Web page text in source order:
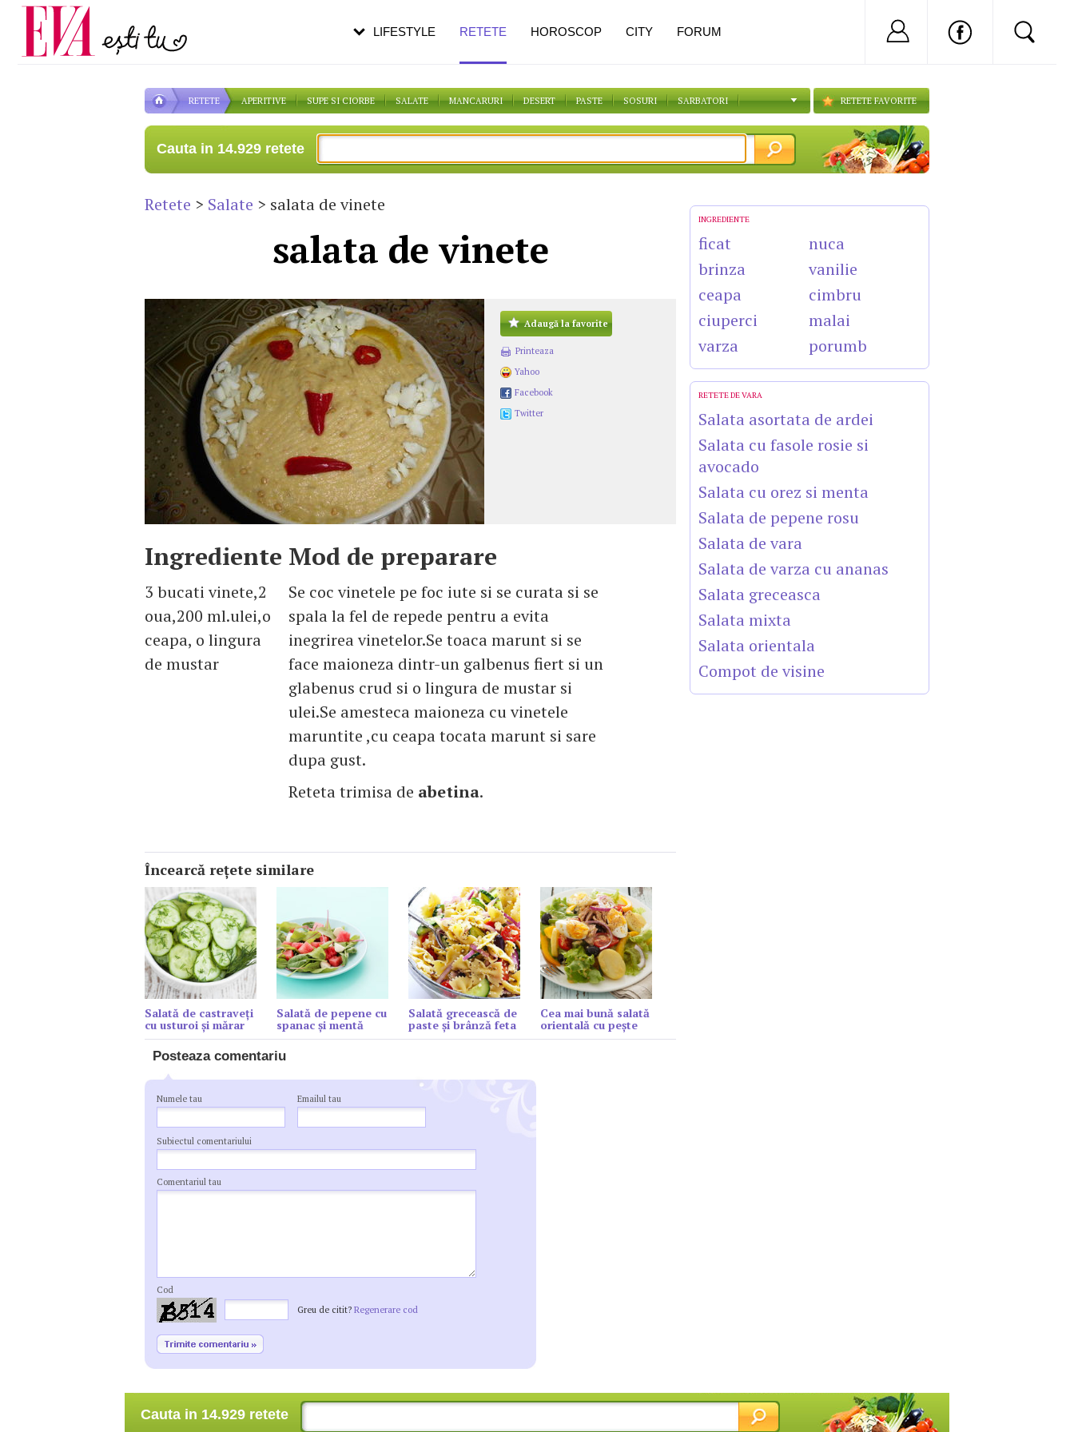
RETETE APERITIVE SUPE SI CIORBE SALATE MANCARURI DESERT PASTE SOSURI SARBATORI RETETE FAVORITE
Cauta in 14.929 retete
Retete > Salate > salata de vinete
salata de vinete
Adaugă la favorite
Printeaza
Yahoo
Facebook
Twitter
Ingrediente
3 bucati vinete,2
oua,200 ml.ulei,o
ceapa, o lingura
de mustar
Mod de preparare
Se coc vinetele pe foc iute si se curata si se
spala la fel de repede pentru a evita
inegrirea vinetelor.Se toaca marunt si se
face maioneza dintr-un galbenus fiert si un
glabenus crud si o lingura de mustar si
ulei.Se amesteca maioneza cu vinetele
maruntite ,cu ceapa tocata marunt si sare
dupa gust.
Reteta trimisa de abetina.
Încearcă reţete similare
Salată de castraveți
cu usturoi și mărar
Salată de pepene cu
spanac şi mentă
Salată grecească de
paste și brânză feta
Cea mai bună salată
orientală cu peşte
Posteaza comentariu
Numele tau Emailul tau
Subiectul comentariului
Comentariul tau
Cod
Greu de citit? Regenerare cod
INGREDIENTE
ficat
brinza
ceapa
ciuperci
varza
nuca
vanilie
cimbru
malai
porumb
RETETE DE VARA
Salata asortata de ardei
Salata cu fasole rosie si
avocado
Salata cu orez si menta
Salata de pepene rosu
Salata de vara
Salata de varza cu ananas
Salata greceasca
Salata mixta
Salata orientala
Compot de visine
Cauta in 14.929 retete
LIFESTYLE RETETE HOROSCOP CITY FORUM Nu ai cont?
Carieră
Actualitate